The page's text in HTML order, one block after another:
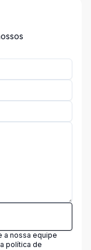
a nossa equipe
política de